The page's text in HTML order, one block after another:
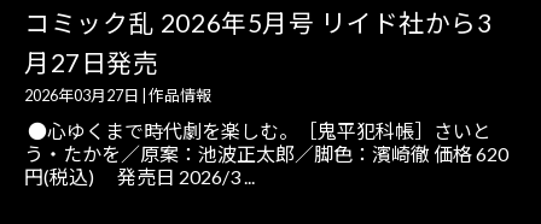
コミック乱 2026年5月号 リイド社から3
月27日発売
2026年03月27日 作品情報
●心ゆくまで時代劇を楽しむ。［鬼平犯科帳］さいと
う・たかを／原案：池波正太郎／脚色：濱崎徹 価格 620
円(税込) 発売日 2026/3 ...